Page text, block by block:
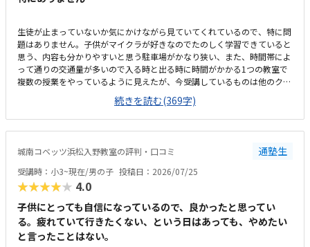
生徒が止まっていないか気にかけながら見ていてくれているので、特に問
題はありません。子供がマイクラが好きなのでたのしく学習できていると
思う、内容も分かりやすいと思う駐車場がかなり狭い、また、時間帯によ
って通りの交通量が多いので入る時と出る時に時間がかかる1つの教室で
複数の授業をやっているように見えたが、今受講しているものは他のクラ
スとかぶっていないので気にはしていないこのくらいの金額はかかるもの
だと思う、特に不満はないです。回数も週一回で特に不満は無いです。静
かな雰囲気で学習できるのはよい、先生も生徒がつまづいていないか気に
かけながらされているので問題ないです部屋が1つしかなく、他の授業と
かぶっていると声が聞こえて集中できないなどの心配がある程度です特に
ありません
続きを読む(369字)
城南コベッツ浜松入野教室の評判・口コミ 通塾生
受講時：小3~現在/男の子 投稿日：2026/07/25
★★★★★ 4.0
子供にとっても自信になっているので、良かったと思ってい
る。疲れていて行きたくない、という日はあっても、やめたい
と言ったことはない。